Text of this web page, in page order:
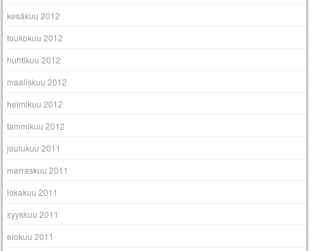
kesäkuu 2012
toukokuu 2012
huhtikuu 2012
maaliskuu 2012
helmikuu 2012
tammikuu 2012
joulukuu 2011
marraskuu 2011
lokakuu 2011
syyskuu 2011
elokuu 2011